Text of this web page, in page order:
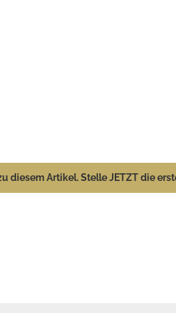
diesem Artikel. Stelle JETZT die